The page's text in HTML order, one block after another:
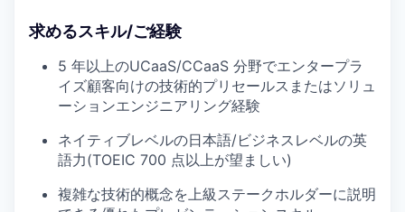
求めるスキル/ご経験
5 年以上のUCaaS/CCaaS 分野でエンタープラ
イズ顧客向けの技術的プリセールスまたはソリュ
ーションエンジニアリング経験
ネイティブレベルの日本語/ビジネスレベルの英
語力(TOEIC 700 点以上が望ましい)
複雑な技術的概念を上級ステークホルダーに説明